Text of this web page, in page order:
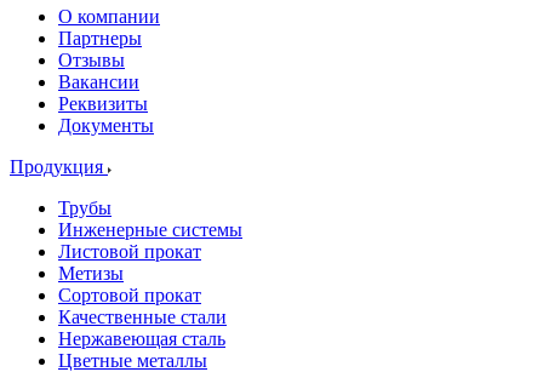
О компании
Партнеры
Отзывы
Вакансии
Реквизиты
Документы
Продукция
Трубы
Инженерные системы
Листовой прокат
Метизы
Сортовой прокат
Качественные стали
Нержавеющая сталь
Цветные металлы